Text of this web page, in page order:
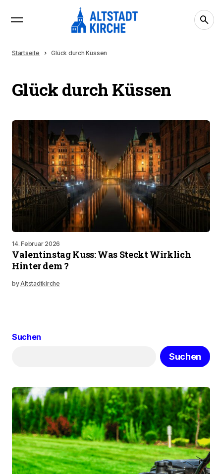
Startseite Glück durch Küssen
Glück durch Küssen
14. Februar 2026
Valentinstag Kuss: Was Steckt Wirklich
Hinter dem ?
byAltstadtkirche
Suchen
Suchen